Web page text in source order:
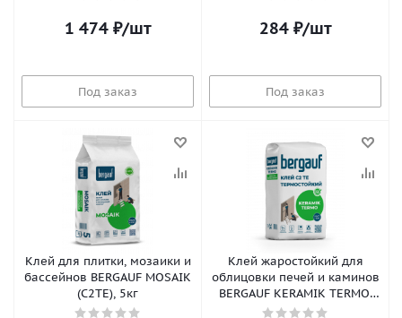
1 474₽/шт
Под заказ
284₽/шт
Под заказ
Клей для плитки, мозаики и
бассейнов BERGAUF MOSAIK
(С2ТЕ), 5кг
Клей жаростойкий для
облицовки печей и каминов
BERGAUF KERAMIK TERMO,
25кг